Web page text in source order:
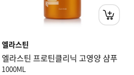
엘라스틴
엘라스틴 프로틴클리닉 고영양 샴푸
1000ML